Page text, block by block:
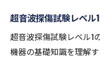
超音波探傷試験レベル
超音波探傷試験レベル1
機器の基礎知識を理解